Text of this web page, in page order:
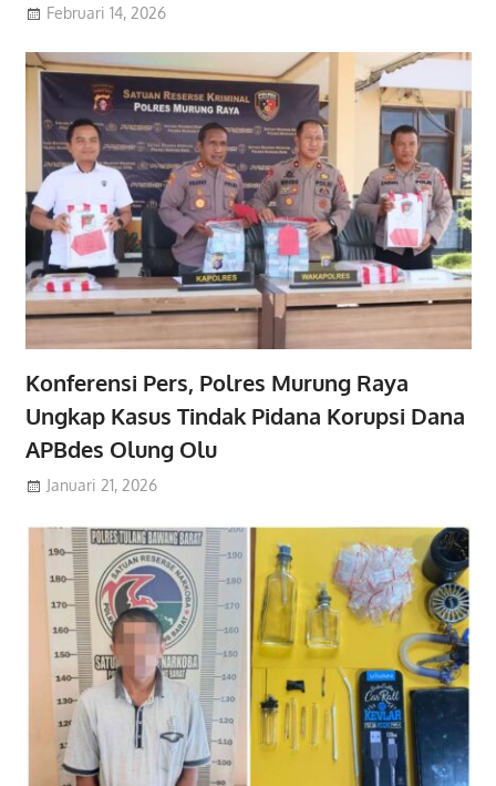
Februari 14, 2026
Konferensi Pers, Polres Murung Raya
Ungkap Kasus Tindak Pidana Korupsi Dana
APBdes Olung Olu
Januari 21, 2026